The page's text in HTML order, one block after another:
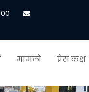

मामलों प्रेस कक्ष